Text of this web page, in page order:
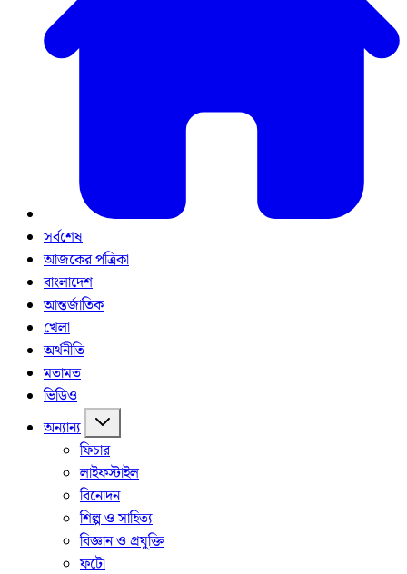
সর্বশেষ
আজকের পত্রিকা
বাংলাদেশ
আন্তর্জাতিক
খেলা
অর্থনীতি
মতামত
ভিডিও
অন্যান্য
ফিচার
লাইফস্টাইল
বিনোদন
শিল্প ও সাহিত্য
বিজ্ঞান ও প্রযুক্তি
ফটো